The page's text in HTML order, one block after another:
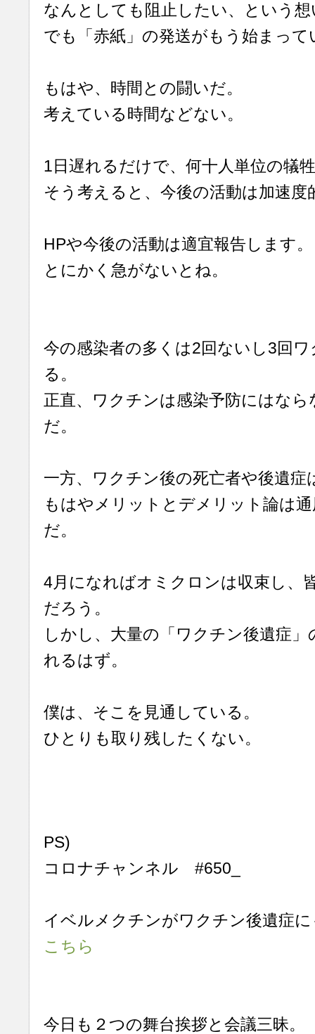
なんとしても阻止したい、という想
でも「赤紙」の発送がもう始まって
もはや、時間との闘いだ。
考えている時間などない。
1日遅れるだけで、何十人単位の犠
そう考えると、今後の活動は加速度
HPや今後の活動は適宜報告します。
とにかく急がないとね。
今の感染者の多くは2回ないし3回
る。
正直、ワクチンは感染予防にはな
だ。
一方、ワクチン後の死亡者や後遺症
もはやメリットとデメリット論は
だ。
4月になればオミクロンは収束し、
だろう。
しかし、大量の「ワクチン後遺症
れるはず。
僕は、そこを見通している。
ひとりも取り残したくない。
PS)
コロナチャンネル #650_
イベルメクチンがワクチン後遺
こちら
今日も２つの舞台挨拶と会議三昧。